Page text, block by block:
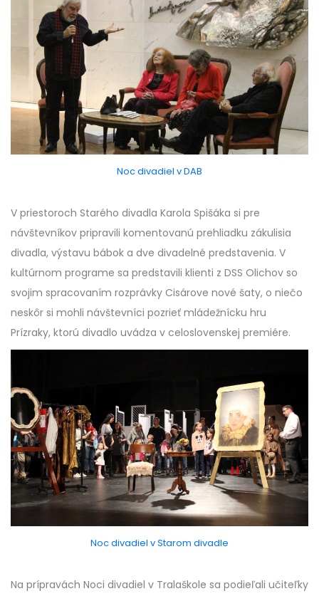
Noc divadiel v DAB
V priestoroch Starého divadla Karola Spišáka si pre
návštevníkov pripravili komentovanú prehliadku zákulisia
divadla, výstavu bábok a dve divadelné predstavenia. V
kultúrnom programe sa predstavili klienti z DSS Olichov so
svojim spracovaním rozprávky Cisárove nové šaty, o niečo
neskôr si mohli návštevníci pozrieť mládežnícku hru
Prízraky, ktorú divadlo uvádza v celoslovenskej premiére.
Noc divadiel v Starom divadle
Na prípravách Noci divadiel v Tralaškole sa podieľali učiteľky